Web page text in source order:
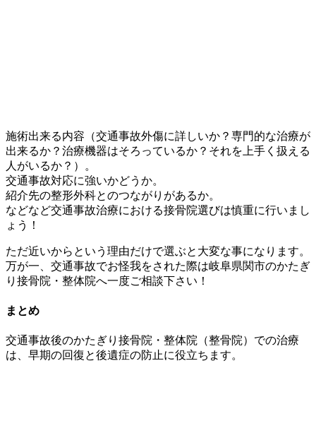
施術出来る内容（交通事故外傷に詳しいか？専門的な治療が
出来るか？治療機器はそろっているか？それを上手く扱える
人がいるか？）。
交通事故対応に強いかどうか。
紹介先の整形外科とのつながりがあるか。
などなど交通事故治療における接骨院選びは慎重に行いまし
ょう！
ただ近いからという理由だけで選ぶと大変な事になります。
万が一、交通事故でお怪我をされた際は岐阜県関市のかたぎ
り接骨院・整体院へ一度ご相談下さい！
まとめ
交通事故後のかたぎり接骨院・整体院（整骨院）での治療
は、早期の回復と後遺症の防止に役立ちます。